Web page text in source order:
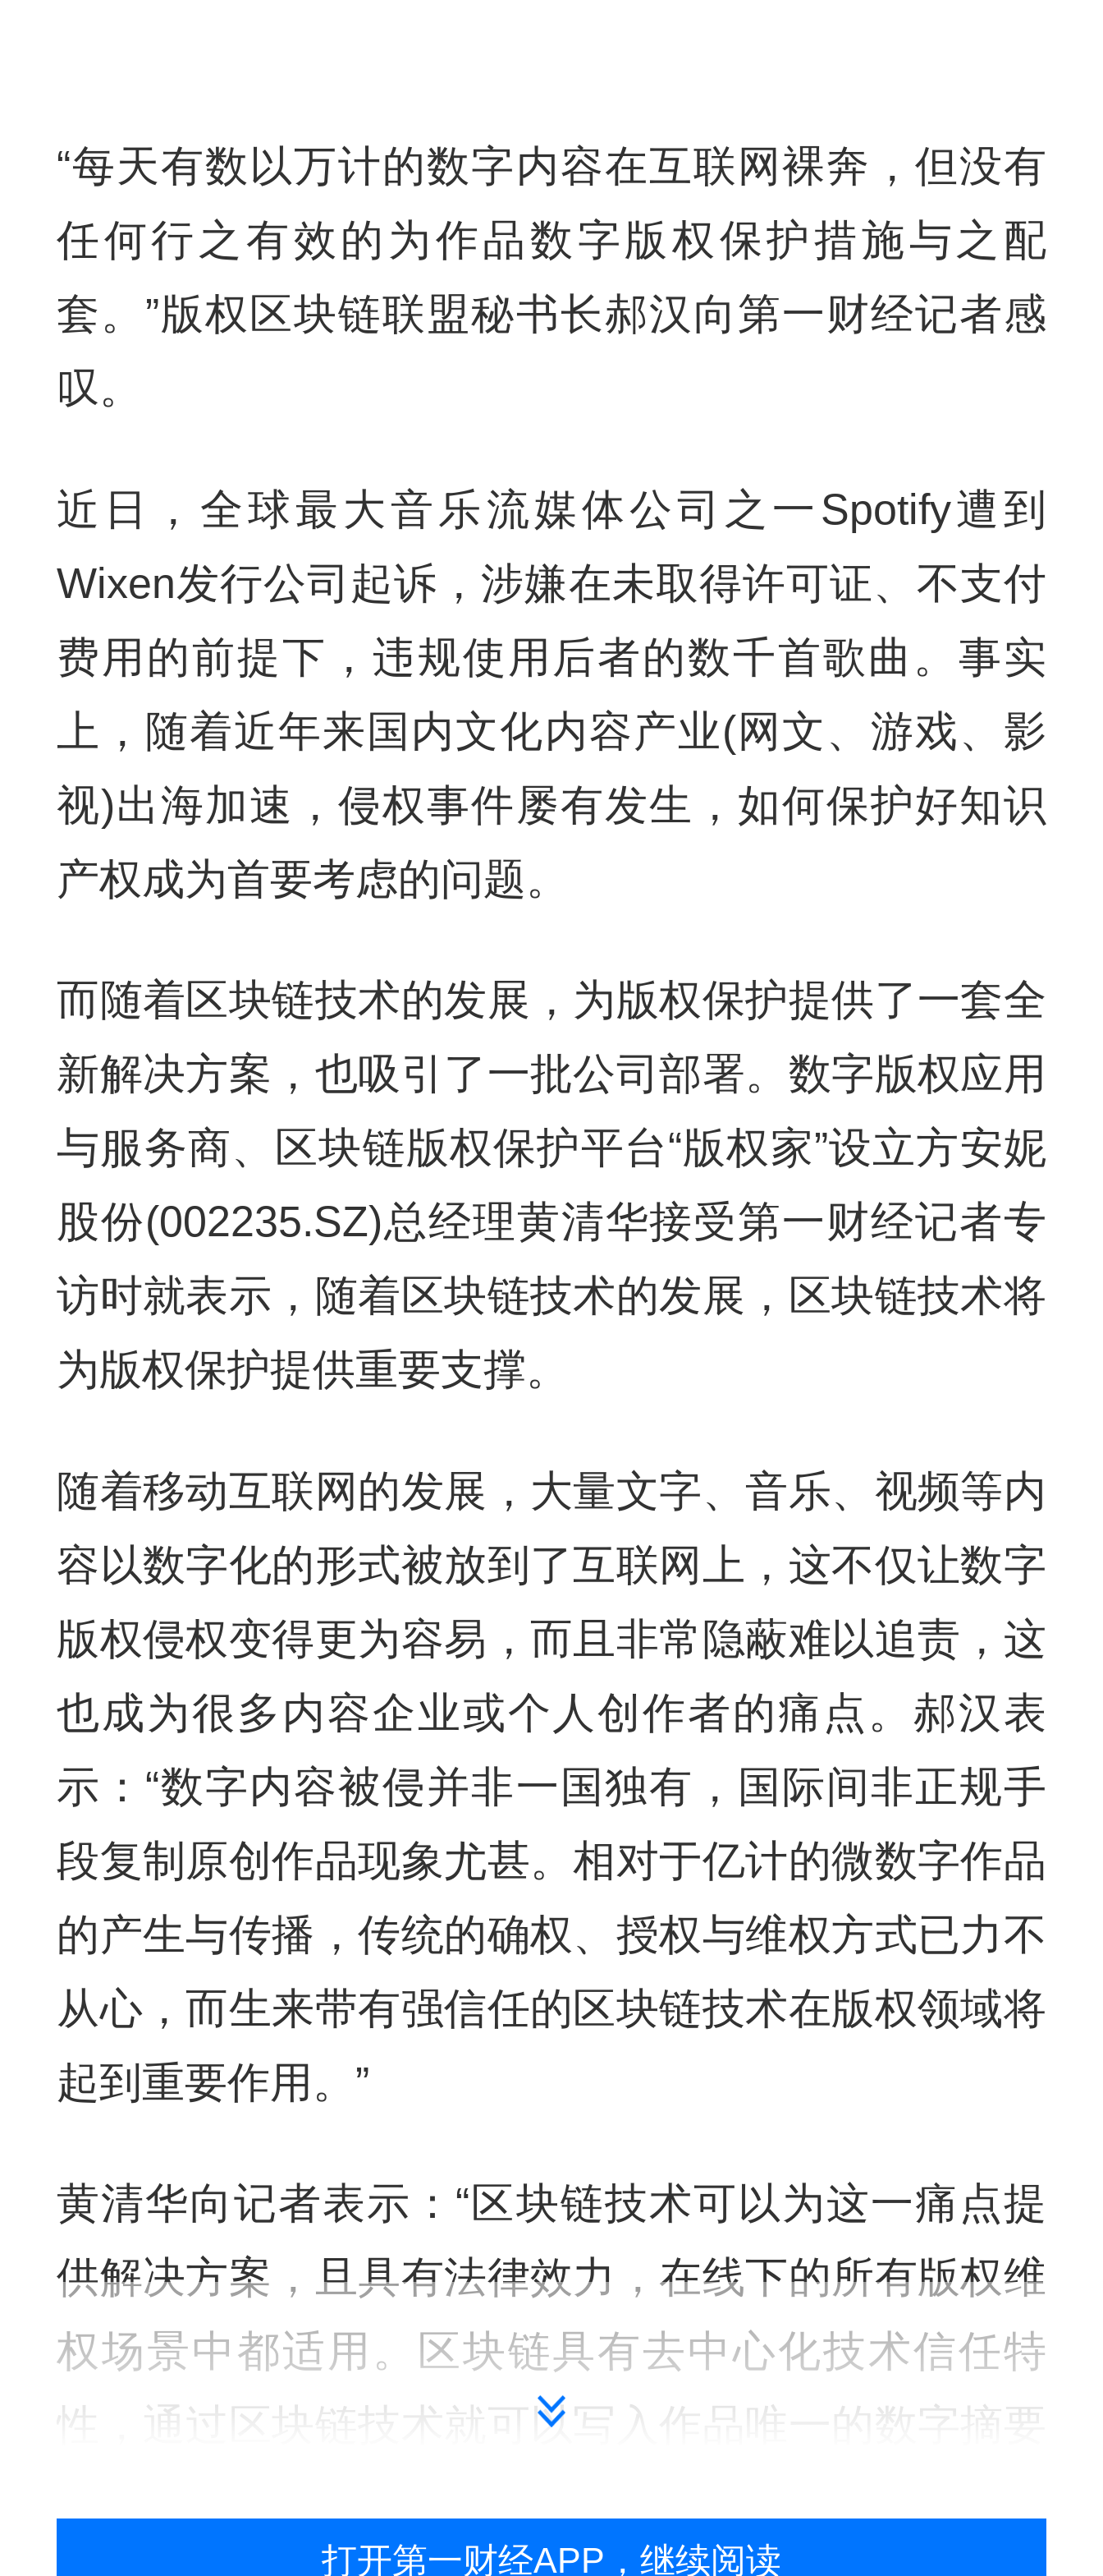
“每天有数以万计的数字内容在互联网裸奔，但没有
任何行之有效的为作品数字版权保护措施与之配
套。”版权区块链联盟秘书长郝汉向第一财经记者感
叹。
近日，全球最大音乐流媒体公司之一Spotify遭到
Wixen发行公司起诉，涉嫌在未取得许可证、不支付
费用的前提下，违规使用后者的数千首歌曲。事实
上，随着近年来国内文化内容产业(网文、游戏、影
视)出海加速，侵权事件屡有发生，如何保护好知识
产权成为首要考虑的问题。
而随着区块链技术的发展，为版权保护提供了一套全
新解决方案，也吸引了一批公司部署。数字版权应用
与服务商、区块链版权保护平台“版权家”设立方安妮
股份(002235.SZ)总经理黄清华接受第一财经记者专
访时就表示，随着区块链技术的发展，区块链技术将
为版权保护提供重要支撑。
随着移动互联网的发展，大量文字、音乐、视频等内
容以数字化的形式被放到了互联网上，这不仅让数字
版权侵权变得更为容易，而且非常隐蔽难以追责，这
也成为很多内容企业或个人创作者的痛点。郝汉表
示：“数字内容被侵并非一国独有，国际间非正规手
段复制原创作品现象尤甚。相对于亿计的微数字作品
的产生与传播，传统的确权、授权与维权方式已力不
从心，而生来带有强信任的区块链技术在版权领域将
起到重要作用。”
黄清华向记者表示：“区块链技术可以为这一痛点提
供解决方案，且具有法律效力，在线下的所有版权维
权场景中都适用。区块链具有去中心化技术信任特
性，通过区块链技术就可以写入作品唯一的数字摘要
打开第一财经APP，继续阅读